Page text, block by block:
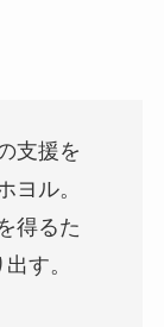
支援を
ヨル。
得るた
す。